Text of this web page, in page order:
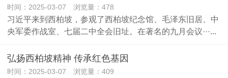
时间：2025-03-07 浏览量：478
习近平来到西柏坡，参观了西柏坡纪念馆、毛泽东旧居、中
央军委作战室、七届二中全会旧址。在著名的九月会议···...
弘扬西柏坡精神 传承红色基因
时间：2025-03-07 浏览量：409